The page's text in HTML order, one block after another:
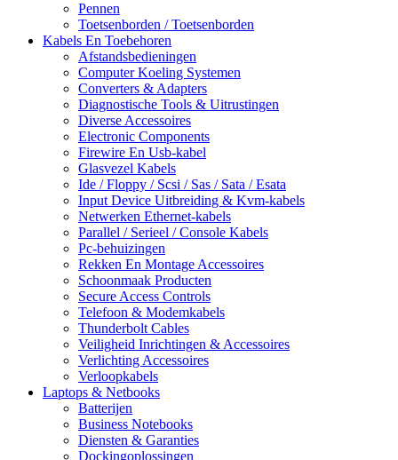
Pennen
Toetsenborden / Toetsenborden
Kabels En Toebehoren
Afstandsbedieningen
Computer Koeling Systemen
Converters & Adapters
Diagnostische Tools & Uitrustingen
Diverse Accessoires
Electronic Components
Firewire En Usb-kabel
Glasvezel Kabels
Ide / Floppy / Scsi / Sas / Sata / Esata
Input Device Uitbreiding & Kvm-kabels
Netwerken Ethernet-kabels
Parallel / Serieel / Console Kabels
Pc-behuizingen
Rekken En Montage Accessoires
Schoonmaak Producten
Secure Access Controls
Telefoon & Modemkabels
Thunderbolt Cables
Veiligheid Inrichtingen & Accessoires
Verlichting Accessoires
Verloopkabels
Laptops & Netbooks
Batterijen
Business Notebooks
Diensten & Garanties
Dockingoplossingen